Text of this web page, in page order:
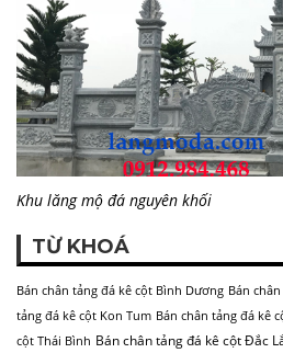
Khu lăng mộ đá nguyên khối
TỪ KHOÁ
Bán chân tảng đá kê cột Bình Dương Bán
tảng đá kê cột Kon Tum Bán chân tảng đá kê
cột Thái Bình Bán chân tảng đá kê cột Đắc